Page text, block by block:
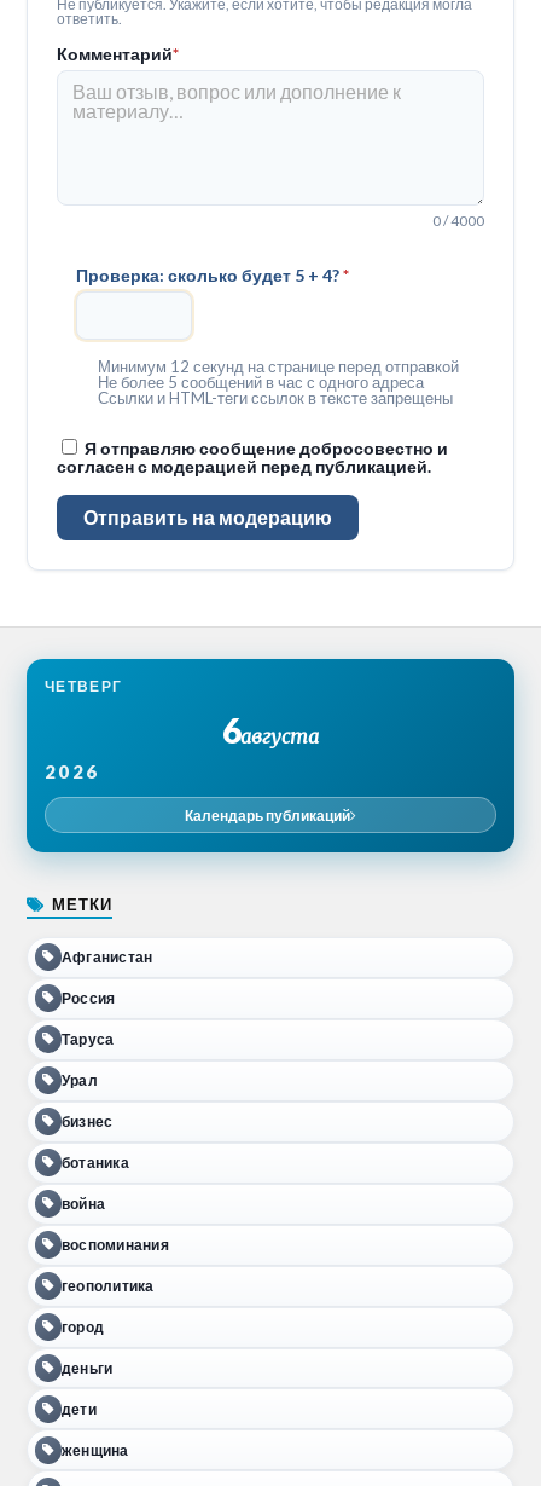
Не публикуется. Укажите, если хотите, чтобы редакция могла
ответить.
Комментарий*
0 / 4000
Проверка: сколько будет 5 + 4?*
Минимум 12 секунд на странице перед отправкой
Не более 5 сообщений в час с одного адреса
Ссылки и HTML-теги ссылок в тексте запрещены
Я отправляю сообщение добросовестно и
согласен с модерацией перед публикацией.
Отправить на модерацию
ЧЕТВЕРГ
6августа
2026
Календарь публикаций
МЕТКИ
Афганистан
Россия
Таруса
Урал
бизнес
ботаника
война
воспоминания
геополитика
город
деньги
дети
женщина